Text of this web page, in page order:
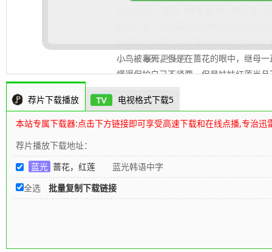
小鸟被毒死，但是在蔷花的眼中，继母
懂得保护自己不紧要，但是妹妹红莲尚
捍卫着妹妹的利益。但父亲却处处责怪
的所为。蔷花与父亲的争吵越发激烈，
.......... 展开更多
荐片下载播放 电视格式下载5
本站专属下载器:点击下方链接即可享受高速下载和在线点播,专治迅
荐片播放下载地址：
蓝光 蔷花，红莲 蓝光韩语中字
全选
批量复制下载链接